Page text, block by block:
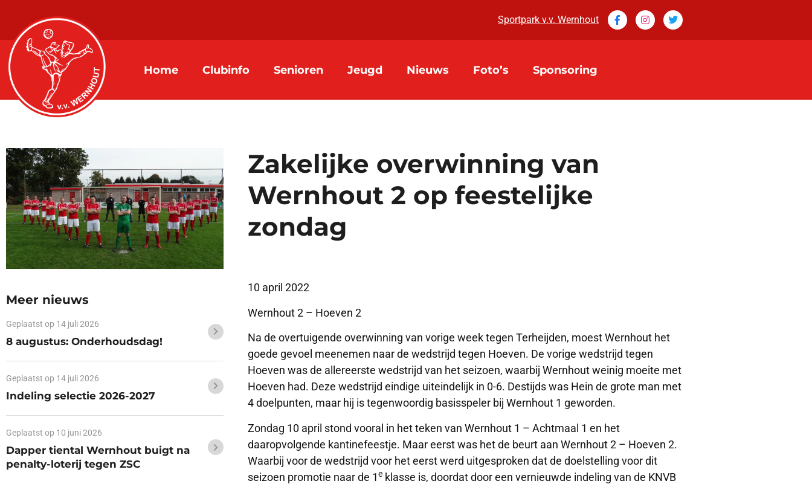
Sportpark v.v. Wernhout
Home Clubinfo Senioren Jeugd Nieuws Foto’s Sponsoring
Meer nieuws
Geplaatst op 14 juli 2026
8 augustus: Onderhoudsdag!
Geplaatst op 14 juli 2026
Indeling selectie 2026-2027
Geplaatst op 10 juni 2026
Dapper tiental Wernhout buigt na
penalty-loterij tegen ZSC
Zakelijke overwinning van
Wernhout 2 op feestelijke
zondag
10 april 2022
Wernhout 2 – Hoeven 2
Na de overtuigende overwinning van vorige week tegen Terheijden, moest Wernhout het
goede gevoel meenemen naar de wedstrijd tegen Hoeven. De vorige wedstrijd tegen
Hoeven was de allereerste wedstrijd van het seizoen, waarbij Wernhout weinig moeite met
Hoeven had. Deze wedstrijd eindige uiteindelijk in 0-6. Destijds was Hein de grote man met
4 doelpunten, maar hij is tegenwoordig basisspeler bij Wernhout 1 geworden.
Zondag 10 april stond vooral in het teken van Wernhout 1 – Achtmaal 1 en het
daaropvolgende kantinefeestje. Maar eerst was het de beurt aan Wernhout 2 – Hoeven 2.
Waarbij voor de wedstrijd voor het eerst werd uitgesproken dat de doelstelling voor dit
seizoen promotie naar de 1eklasse is, doordat door een vernieuwde indeling van de KNVB